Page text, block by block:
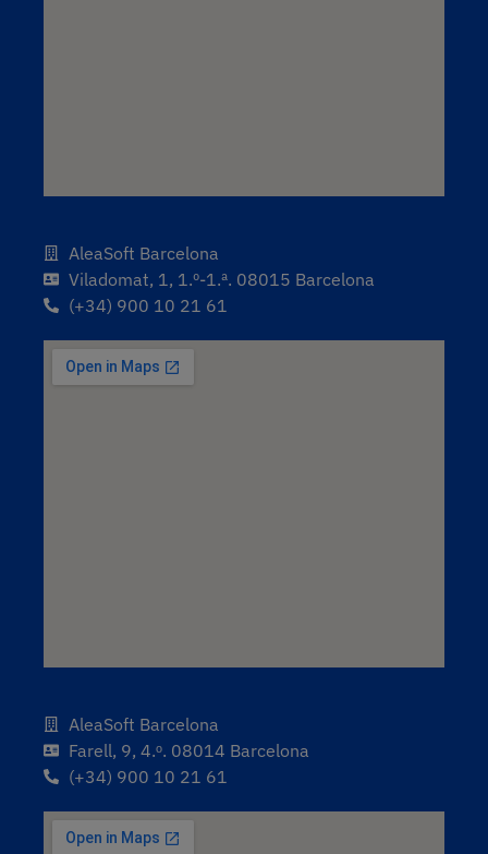
AleaSoft Barcelona
Viladomat, 1, 1.º-1.ª. 08015 Barcelona
(+34) 900 10 21 61
AleaSoft Barcelona
Farell, 9, 4.ᵒ. 08014 Barcelona
(+34) 900 10 21 61